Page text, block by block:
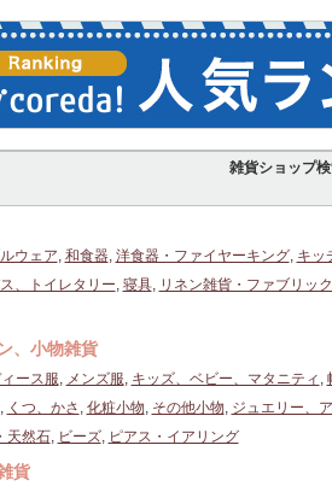
雑貨ショップ
ウェア, 和食器, 洋食器・ファイヤーキング, キッ
、トイレタリー, 寝具, リネン雑貨・ファブリック
、小物雑貨
ース服, メンズ服, キッズ、ベビー、マタニティ ,
, くつ、かさ , 化粧小物, その他小物, ジュエリー、
天然石, ビーズ, ピアス・イアリング
貨